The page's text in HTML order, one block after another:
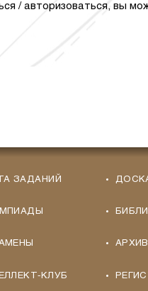
/ авторизоваться, вы
ЗАДАНИЙ
КЛУБ